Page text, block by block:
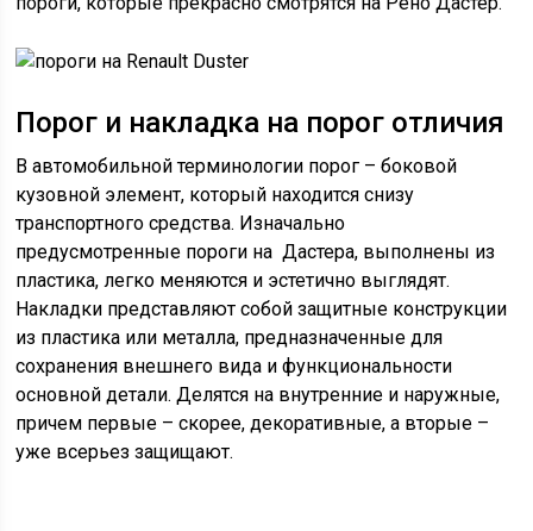
Порог и накладка на порог отличия
В автомобильной терминологии порог – боковой
кузовной элемент, который находится снизу
транспортного средства. Изначально
предусмотренные пороги на Дастера, выполнены из
пластика, легко меняются и эстетично выглядят.
Накладки представляют собой защитные конструкции
из пластика или металла, предназначенные для
сохранения внешнего вида и функциональности
основной детали. Делятся на внутренние и наружные,
причем первые – скорее, декоративные, а вторые –
уже всерьез защищают.